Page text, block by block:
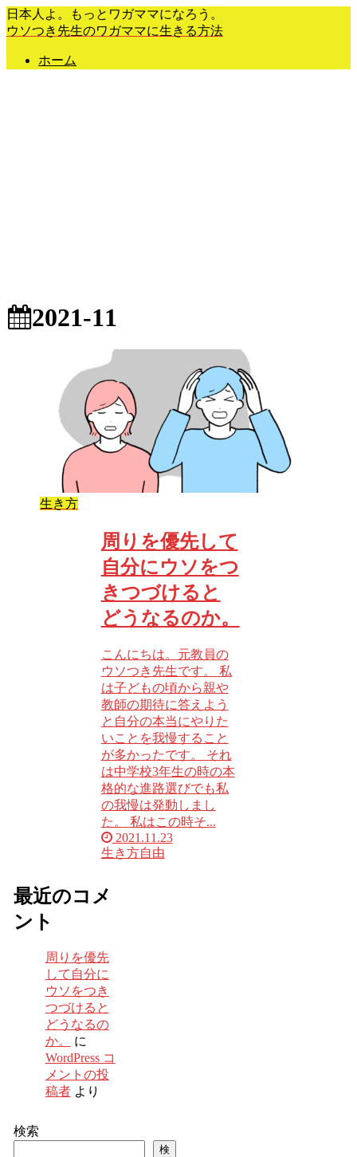
日本人よ。もっとワガママになろう。
ウソつき先生のワガママに生きる方法
ホーム
2021-11
生き方
周りを優先して
自分にウソをつ
きつづけると
どうなるのか。
こんにちは。元教員の
ウソつき先生です。 私
は子どもの頃から親や
教師の期待に答えよう
と自分の本当にやりた
いことを我慢すること
が多かったです。 それ
は中学校3年生の時の本
格的な進路選びでも私
の我慢は発動しまし
た。 私はこの時そ...
2021.11.23
生き方自由
最近のコメ
ント
周りを優先
して自分に
ウソをつき
つづけると
どうなるの
か。
に
WordPress コ
メントの投
稿者より
検索
検